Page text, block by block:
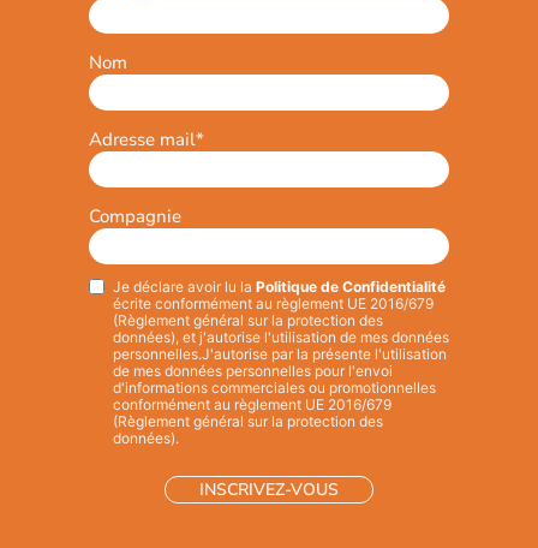
Nom
Adresse mail*
Compagnie
Privacy*
Je déclare avoir lu la Politique de Confidentialité
écrite conformément au règlement UE 2016/679
(Règlement général sur la protection des
données), et j'autorise l'utilisation de mes données
personnelles.J'autorise par la présente l'utilisation
de mes données personnelles pour l'envoi
d'informations commerciales ou promotionnelles
conformément au règlement UE 2016/679
(Règlement général sur la protection des
données).